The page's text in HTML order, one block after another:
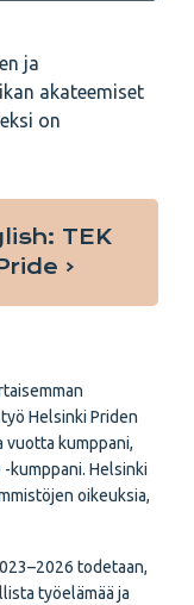
ja
akateemiset
on
TEK
‹
Helsinki Priden
vuotta kumppani,
kumppani. Helsinki
oikeuksia,
todetaan,
työelämää ja